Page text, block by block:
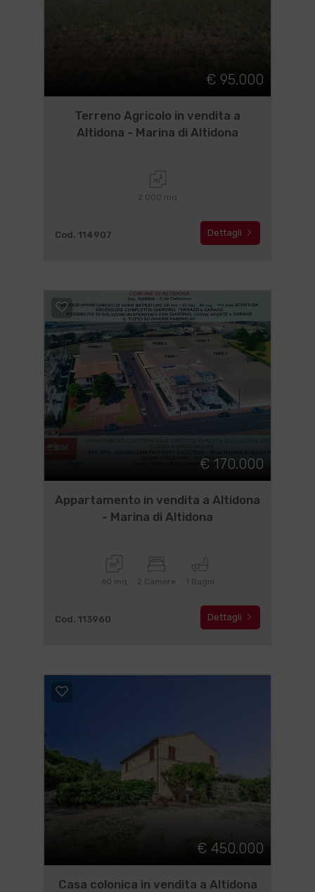
€ 95.000
Terreno Agricolo in vendita a
Altidona - Marina di Altidona
2.000 mq
Cod. 114907 Dettagli
€ 170.000
Appartamento in vendita a Altidona
- Marina di Altidona
60 mq 2 Camere 1 Bagni
Cod. 113960 Dettagli
€ 450.000
Casa colonica in vendita a Altidona